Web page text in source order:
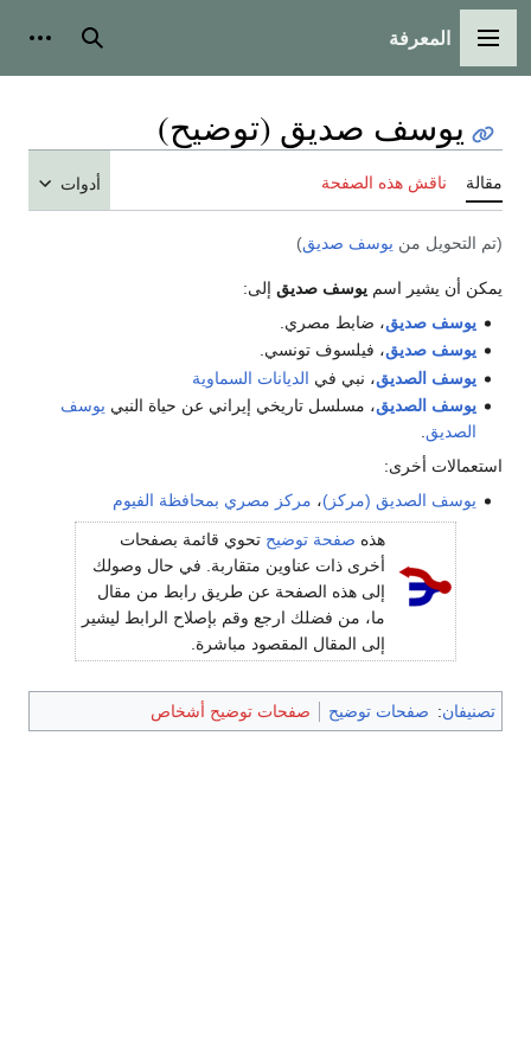
القائمة الرئيسية
المعرفة بحث
يوسف صديق (توضيح)
مقالة ناقش هذه الصفحة أدوات
(تم التحويل من يوسف صديق)
يمكن أن يشير اسم يوسف صديق إلى:
يوسف صديق، ضابط مصري.
يوسف صديق، فيلسوف تونسي.
يوسف الصديق، نبي في الديانات السماوية
يوسف الصديق، مسلسل تاريخي إيراني عن حياة النبي يوسف
الصديق.
استعمالات أخرى:
يوسف الصديق (مركز)، مركز مصري بمحافظة الفيوم
هذه صفحة توضيح تحوي قائمة بصفحات
أخرى ذات عناوين متقاربة. في حال وصولك
إلى هذه الصفحة عن طريق رابط من مقال
ما، من فضلك ارجع وقم بإصلاح الرابط ليشير
إلى المقال المقصود مباشرة.
تصنيفان: صفحات توضيح صفحات توضيح أشخاص